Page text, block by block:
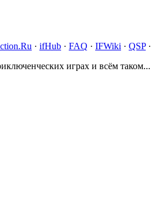
· ifHub · FAQ · IFWiki · QSP·
играх и всём таком...